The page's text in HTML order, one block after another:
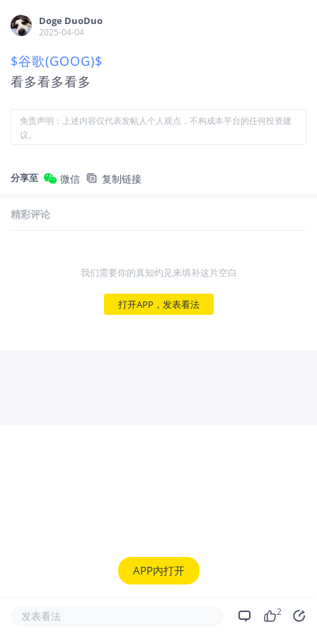
Doge DuoDuo
2025-04-04
$谷歌(GOOG)$
看多看多看多
免责声明：上述内容仅代表发帖人个人观点，不构成本平台的任何投资建
议。
分享至 微信 复制链接
精彩评论
我们需要你的真知灼见来填补这片空白
打开APP，发表看法
APP内打开
发表看法 2